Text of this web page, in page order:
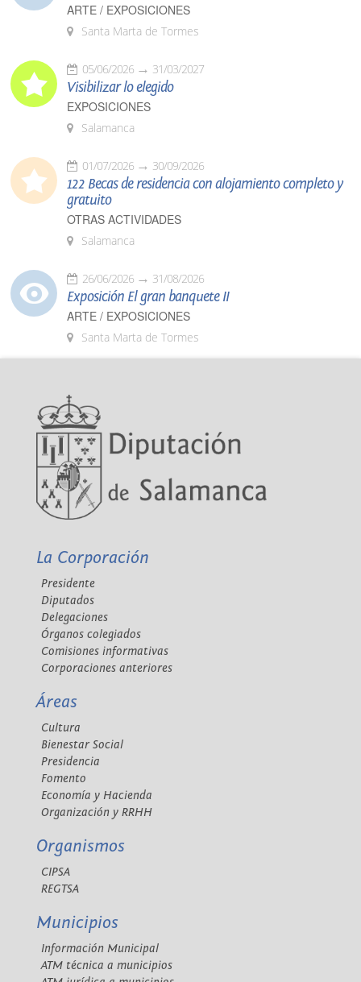
ARTE / EXPOSICIONES
Santa Marta de Tormes
05/06/2026 31/03/2027
Visibilizar lo elegido
EXPOSICIONES
Salamanca
01/07/2026 30/09/2026
122 Becas de residencia con alojamiento completo y
gratuito
OTRAS ACTIVIDADES
Salamanca
26/06/2026 31/08/2026
Exposición El gran banquete II
ARTE / EXPOSICIONES
Santa Marta de Tormes
La Corporación
Presidente
Diputados
Delegaciones
Órganos colegiados
Comisiones informativas
Corporaciones anteriores
Áreas
Cultura
Bienestar Social
Presidencia
Fomento
Economía y Hacienda
Organización y RRHH
Organismos
CIPSA
REGTSA
Municipios
Información Municipal
ATM técnica a municipios